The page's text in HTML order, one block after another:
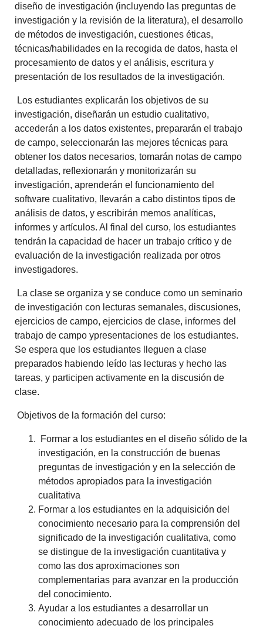
diseño de investigación (incluyendo las preguntas de
investigación y la revisión de la literatura), el desarrollo
de métodos de investigación, cuestiones éticas,
técnicas/habilidades en la recogida de datos, hasta el
procesamiento de datos y el análisis, escritura y
presentación de los resultados de la investigación.
Los estudiantes explicarán los objetivos de su
investigación, diseñarán un estudio cualitativo,
accederán a los datos existentes, prepararán el trabajo
de campo, seleccionarán las mejores técnicas para
obtener los datos necesarios, tomarán notas de campo
detalladas, reflexionarán y monitorizarán su
investigación, aprenderán el funcionamiento del
software cualitativo, llevarán a cabo distintos tipos de
análisis de datos, y escribirán memos analíticas,
informes y artículos. Al final del curso, los estudiantes
tendrán la capacidad de hacer un trabajo crítico y de
evaluación de la investigación realizada por otros
investigadores.
La clase se organiza y se conduce como un seminario
de investigación con lecturas semanales, discusiones,
ejercicios de campo, ejercicios de clase, informes del
trabajo de campo ypresentaciones de los estudiantes.
Se espera que los estudiantes lleguen a clase
preparados habiendo leído las lecturas y hecho las
tareas, y participen activamente en la discusión de
clase.
Objetivos de la formación del curso:
Formar a los estudiantes en el diseño sólido de la
investigación, en la construcción de buenas
preguntas de investigación y en la selección de
métodos apropiados para la investigación
cualitativa
Formar a los estudiantes en la adquisición del
conocimiento necesario para la comprensión del
significado de la investigación cualitativa, como
se distingue de la investigación cuantitativa y
como las dos aproximaciones son
complementarias para avanzar en la producción
del conocimiento.
Ayudar a los estudiantes a desarrollar un
conocimiento adecuado de los principales